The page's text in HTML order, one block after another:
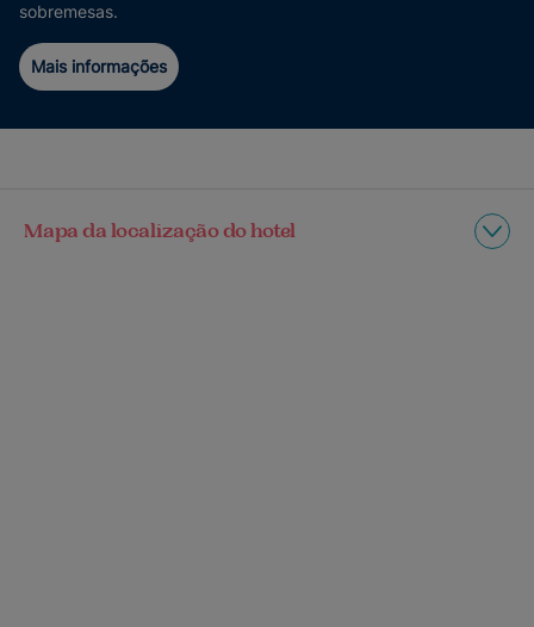
sobremesas.
Mais informações
Mapa da localização do hotel